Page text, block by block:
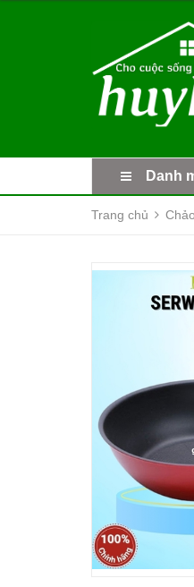
Danh
Trang chủ Chảo